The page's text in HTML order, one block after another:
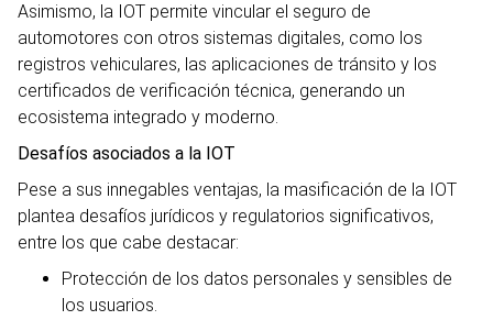
Asimismo, la IOT permite vincular el seguro de
automotores con otros sistemas digitales, como los
registros vehiculares, las aplicaciones de tránsito y los
certificados de verificación técnica, generando un
ecosistema integrado y moderno.
Desafíos asociados a la IOT
Pese a sus innegables ventajas, la masificación de la IOT
plantea desafíos jurídicos y regulatorios significativos,
entre los que cabe destacar:
Protección de los datos personales y sensibles de
los usuarios.